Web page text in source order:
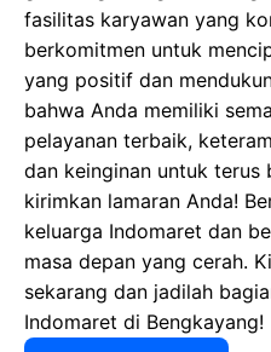
fasilitas karyawan yang
berkomitmen untuk
yang positif dan
bahwa Anda memiliki
pelayanan terbaik,
dan keinginan untuk terus
kirimkan lamaran Anda!
keluarga Indomaret dan
masa depan yang cerah.
sekarang dan jadilah
Indomaret di Bengkayang!